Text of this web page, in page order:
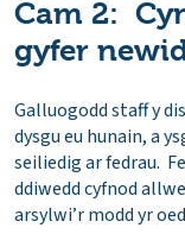
Cam 2:
gyfer
Galluogodd staff y
dysgu eu hunain, a
seiliedig ar fedrau.
ddiwedd cyfnod
arsylwi’r modd yr